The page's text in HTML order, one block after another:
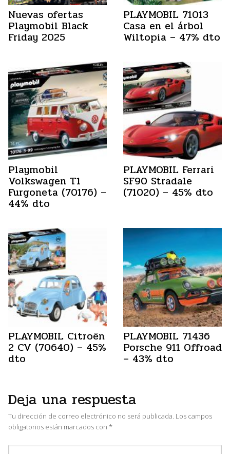
Nuevas ofertas
Playmobil Black
Friday 2025
PLAYMOBIL 71013
Casa en el árbol
Wiltopia – 47% dto
Playmobil
Volkswagen T1
Furgoneta (70176) –
44% dto
PLAYMOBIL Ferrari
SF90 Stradale
(71020) – 45% dto
PLAYMOBIL Citroën
2 CV (70640) – 45%
dto
PLAYMOBIL 71436
Porsche 911 Offroad
– 43% dto
Deja una respuesta
Tu dirección de correo electrónico no será publicada. Los campos
obligatorios están marcados con *